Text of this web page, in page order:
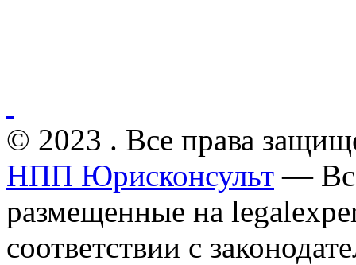
© 2023 . Все права
НПП Юрисконсульт —
размещенные на
соответствии с